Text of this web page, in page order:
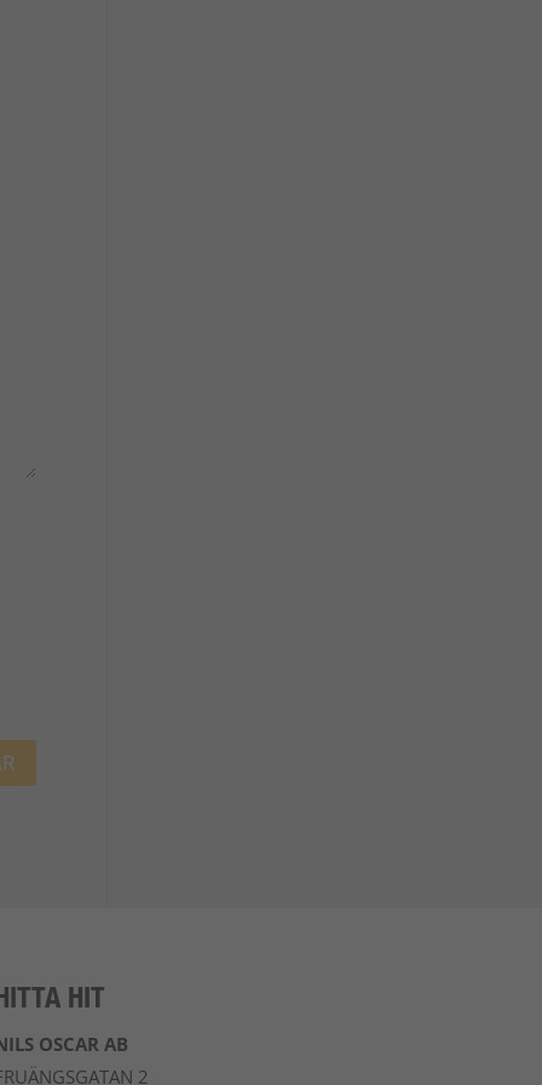
HIT
OSCAR AB
2